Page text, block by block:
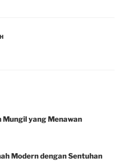
Mungil yang Menawan
Modern dengan Sentuhan